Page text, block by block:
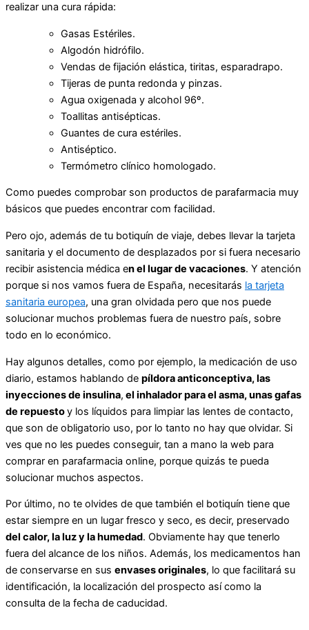
realizar una cura rápida:
Gasas Estériles.
Algodón hidrófilo.
Vendas de fijación elástica, tiritas, esparadrapo.
Tijeras de punta redonda y pinzas.
Agua oxigenada y alcohol 96º.
Toallitas antisépticas.
Guantes de cura estériles.
Antiséptico.
Termómetro clínico homologado.
Como puedes comprobar son productos de parafarmacia muy
básicos que puedes encontrar com facilidad.
Pero ojo, además de tu botiquín de viaje, debes llevar la tarjeta
sanitaria y el documento de desplazados por si fuera necesario
recibir asistencia médica en el lugar de vacaciones. Y atención
porque si nos vamos fuera de España, necesitarás la tarjeta
sanitaria europea, una gran olvidada pero que nos puede
solucionar muchos problemas fuera de nuestro país, sobre
todo en lo económico.
Hay algunos detalles, como por ejemplo, la medicación de uso
diario, estamos hablando de píldora anticonceptiva, las
inyecciones de insulina, el inhalador para el asma, unas gafas
de repuestoy los líquidos para limpiar las lentes de contacto,
que son de obligatorio uso, por lo tanto no hay que olvidar. Si
ves que no les puedes conseguir, tan a mano la web para
comprar en parafarmacia online, porque quizás te pueda
solucionar muchos aspectos.
Por último, no te olvides de que también el botiquín tiene que
estar siempre en un lugar fresco y seco, es decir, preservado
del calor, la luz y la humedad. Obviamente hay que tenerlo
fuera del alcance de los niños. Además, los medicamentos han
de conservarse en sus envases originales, lo que facilitará su
identificación, la localización del prospecto así como la
consulta de la fecha de caducidad.